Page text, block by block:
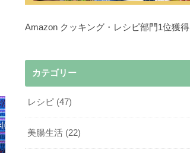
Amazon クッキング・レシピ部門1位獲得
カテゴリー
レシピ (47)
美腸生活 (22)